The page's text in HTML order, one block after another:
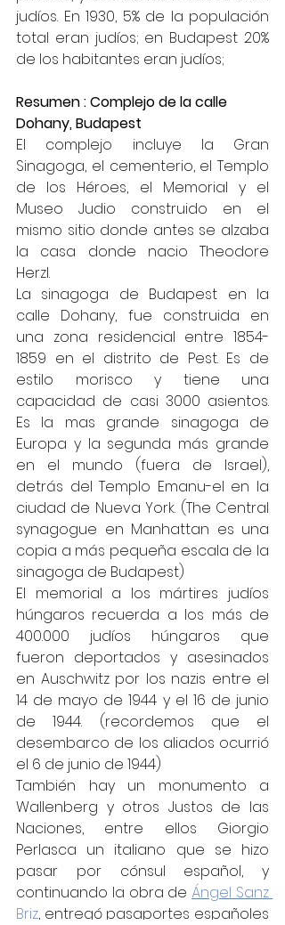
judíos. En 1930, 5% de la populación
total eran judíos; en Budapest 20%
de los habitantes eran judíos;
Resumen : Complejo de la calle
Dohany, Budapest
El complejo incluye la Gran
Sinagoga, el cementerio, el Templo
de los Héroes, el Memorial y el
Museo Judio construido en el
mismo sitio donde antes se alzaba
la casa donde nacio Theodore
Herzl.
La sinagoga de Budapest en la
calle Dohany, fue construida en
una zona residencial entre 1854-
1859 en el distrito de Pest. Es de
estilo morisco y tiene una
capacidad de casi 3000 asientos.
Es la mas grande sinagoga de
Europa y la segunda más grande
en el mundo (fuera de Israel),
detrás del Templo Emanu-el en la
ciudad de Nueva York. (The Central
synagogue en Manhattan es una
copia a más pequeña escala de la
sinagoga de Budapest)
El memorial a los mártires judíos
húngaros recuerda a los más de
400.000 judíos húngaros que
fueron deportados y asesinados
en Auschwitz por los nazis entre el
14 de mayo de 1944 y el 16 de junio
de 1944. (recordemos que el
desembarco de los aliados ocurrió
el 6 de junio de 1944)
También hay un monumento a
Wallenberg y otros Justos de las
Naciones, entre ellos Giorgio
Perlasca un italiano que se hizo
pasar por cónsul español, y
continuando la obra de Ángel Sanz
Briz, entregó pasaportes españoles